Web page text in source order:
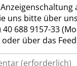
uns bitte über
688 9157-33
oder über das